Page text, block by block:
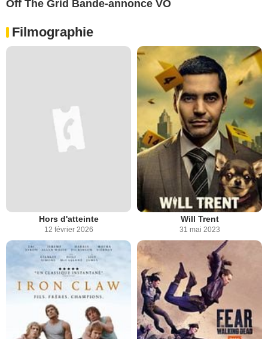
Off The Grid Bande-annonce VO
Filmographie
Hors d'atteinte
12 février 2026
Will Trent
31 mai 2023